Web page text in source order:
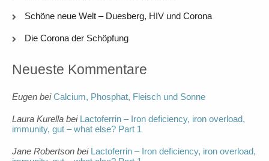
Schöne neue Welt – Duesberg, HIV und Corona
Die Corona der Schöpfung
Neueste Kommentare
Eugen beiCalcium, Phosphat, Fleisch und Sonne
Laura Kurella bei Lactoferrin – Iron deficiency, iron overload,
immunity, gut – what else? Part 1
Jane Robertson bei Lactoferrin – Iron deficiency, iron overload,